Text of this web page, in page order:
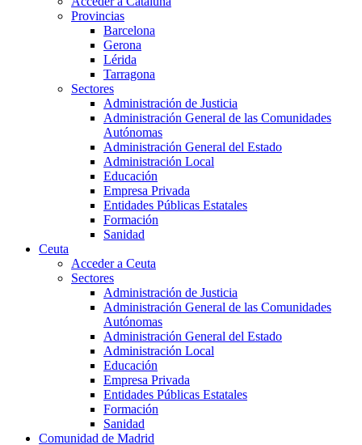
Provincias
Barcelona
Gerona
Lérida
Tarragona
Sectores
Administración de Justicia
Administración General de las Comunidades
Autónomas
Administración General del Estado
Administración Local
Educación
Empresa Privada
Entidades Públicas Estatales
Formación
Sanidad
Ceuta
Acceder a Ceuta
Sectores
Administración de Justicia
Administración General de las Comunidades
Autónomas
Administración General del Estado
Administración Local
Educación
Empresa Privada
Entidades Públicas Estatales
Formación
Sanidad
Comunidad de Madrid